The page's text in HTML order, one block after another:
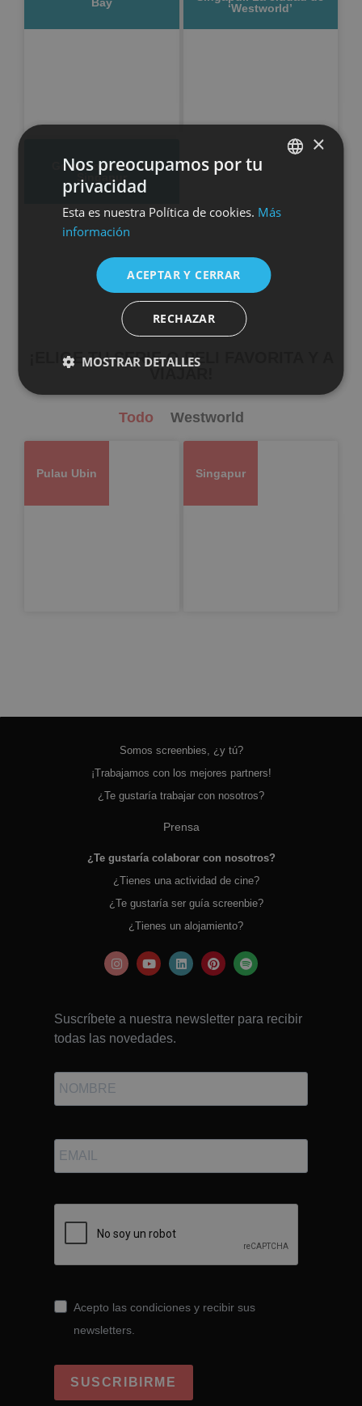
‘Westworld’
Gemas ocultas de
Singapur
¡ELIGE TU SERIE O PELI FAVORITA Y A
Todo Westworld
Pulau Ubin Singapur
Somos screenbies, ¿y tú?
¡Trabajamos con los mejores partners!
¿Te gustaría trabajar con nosotros?
Prensa
¿Te gustaría colaborar con nosotros?
¿Tienes una actividad de cine?
¿Te gustaría ser guía screenbie?
¿Tienes un alojamiento?
Suscríbete a nuestra newsletter para recibir
todas las novedades.
Acepto las condiciones y recibir sus
newsletters.
SUSCRIBIRME
ENGLISH
×
Nos preocupamos por tu
privacidad
Esta es nuestra Política de cookies. Más
información
ACEPTAR Y CERRAR
RECHAZAR
MOSTRAR DETALLES